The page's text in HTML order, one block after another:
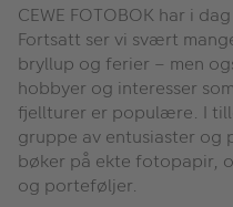
CEWE FOTOBOK har i
Fortsatt ser vi svært
bryllup og ferier – men
hobbyer og interesser
fjellturer er populære. I
gruppe av entusiaster og
bøker på ekte fotopapir,
og porteføljer.